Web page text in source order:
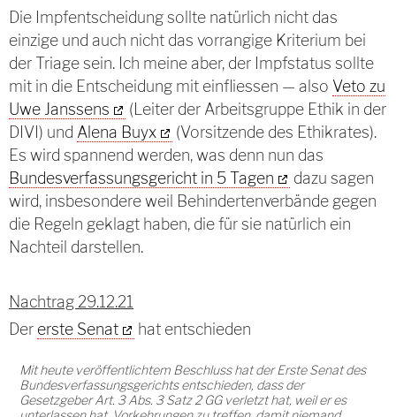
Die Impfentscheidung sollte natürlich nicht das
einzige und auch nicht das vorrangige Kriterium bei
der Triage sein. Ich meine aber, der Impfstatus sollte
mit in die Entscheidung mit einfliessen — also Veto zu
Uwe Janssens
(Leiter der Arbeitsgruppe Ethik in der
DIVI) und Alena Buyx
(Vorsitzende des Ethikrates).
Es wird spannend werden, was denn nun das
Bundesverfassungsgericht in 5 Tagen
dazu sagen
wird, insbesondere weil Behindertenverbände gegen
die Regeln geklagt haben, die für sie natürlich ein
Nachteil darstellen.
Nachtrag 29.12.21
Der erste Senat hat entschieden
Mit heute veröffentlichtem Beschluss hat der Erste Senat des
Bundesverfassungsgerichts entschieden, dass der
Gesetzgeber Art. 3 Abs. 3 Satz 2 GG verletzt hat, weil er es